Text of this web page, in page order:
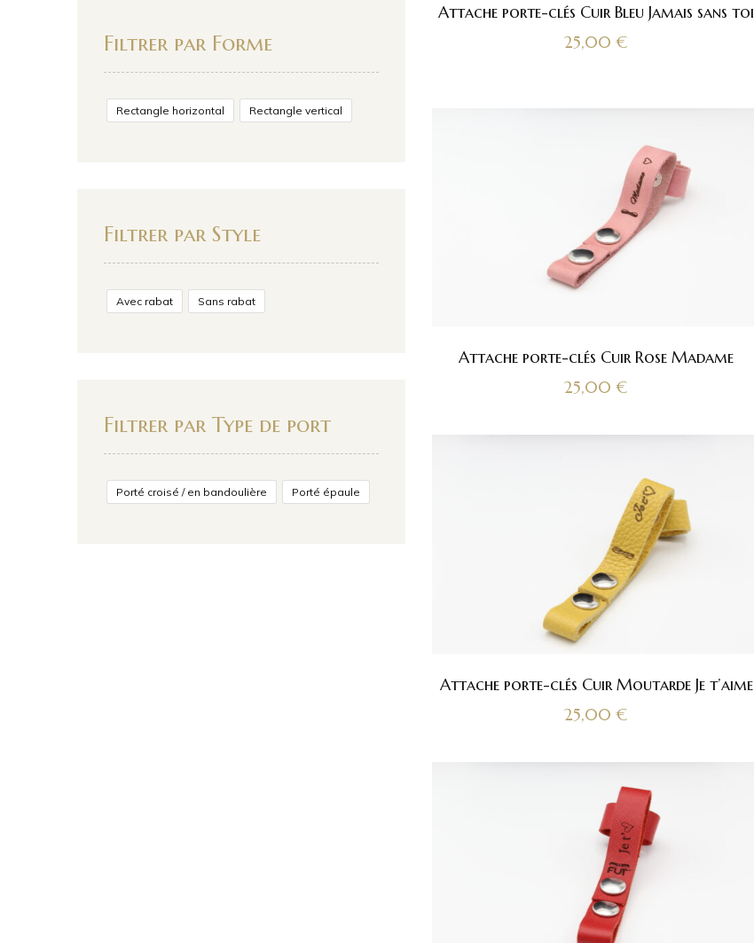
Attache porte-clés Cuir Bleu Jamais sans toi
25,00 €
Attache porte-clés Cuir Rose Madame
25,00 €
Attache porte-clés Cuir Moutarde Je t’aime
25,00 €
Filtrer par Forme
Rectangle horizontal Rectangle vertical
Filtrer par Style
Avec rabat Sans rabat
Filtrer par Type de port
Porté croisé / en bandoulière Porté épaule